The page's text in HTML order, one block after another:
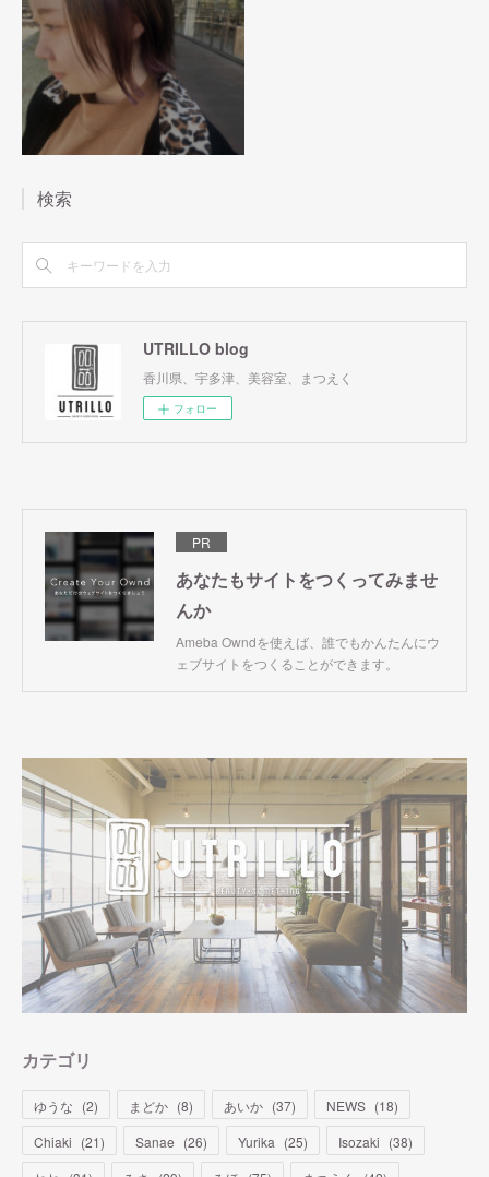
検索
UTRILLO blog
香川県、宇多津、美容室、まつえく
フォロー
PR
あなたもサイトをつくってみませ
んか
Ameba Owndを使えば、誰でもかんたんにウ
ェブサイトをつくることができます。
カテゴリ
ゆうな (2) まどか (8) あいか (37) NEWS (18)
Chiaki (21) Sanae (26) Yurika (25) Isozaki (38)